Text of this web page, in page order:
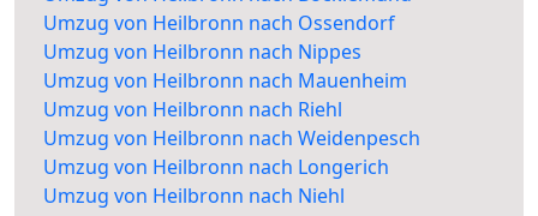
Umzug von Heilbronn nach Ossendorf
Umzug von Heilbronn nach Nippes
Umzug von Heilbronn nach Mauenheim
Umzug von Heilbronn nach Riehl
Umzug von Heilbronn nach Weidenpesch
Umzug von Heilbronn nach Longerich
Umzug von Heilbronn nach Niehl